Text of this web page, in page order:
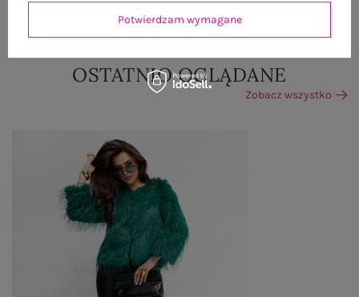
ZWROTY I REKLAMACJE
OSTATNIO OGLĄDANE
Zobacz wszystko
Potwierdzam wymagane